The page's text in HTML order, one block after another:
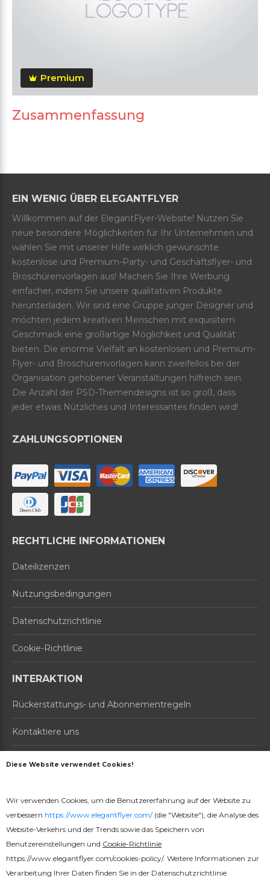
Premium
Zusammenfassung
EIN WENIG ÜBER ELEGANTFLYER
Willkommen auf der ElegantFlyer-Website! Nutzen Sie
neue besondere Möglichkeiten für Ihr Unternehmen und
wählen Sie mit unserer Hilfe wirklich gewünschte
kostenlose und Premium-Party- und Geschäftsflyer- und
Broschürenvorlagen aus! Machen Sie Ihre Werbung
einfacher, indem Sie unsere qualitativen Produkte
herunterladen. Wir sind eine Gruppe junger Designer und
möchten jedem kreativen Menschen mit exquisitem
Geschmack eine großartige Möglichkeit und Qualität
bieten. Die enorme Vielfalt an kostenlosen und Premium-
Flyer- und Broschürenvorlagen kann zweifellos bei der
Organisation gehobener Veranstaltungen hilfreich sein.
Die Anzahl der PSD-Themendesigns ist so groß, dass
jeder etwas Nützliches und Interessantes finden wird!
ZAHLUNGSOPTIONEN
RECHTLICHE INFORMATIONEN
Dateilizenzen
Nutzungsbedingungen
Datenschutzrichtlinie
Cookie-Richtlinie
INTERAKTION
Rückerstattungs- und Abonnementregeln
Kontaktiere uns
Über uns
Preise
Online-Generator
Diese Website verwendet Cookies!
Wir verwenden Cookies, um die Benutzererfahrung auf der Website zu
verbessern https://www.elegantflyer.com/(die "Website"), die Analyse des
Website-Verkehrs und der Trends sowie das Speichern von
Benutzereinstellungen und Cookie-Richtlinie
https://www.elegantflyer.com/cookies-policy/. Weitere Informationen zur
Verarbeitung Ihrer Daten finden Sie in der Datenschutzrichtlinie